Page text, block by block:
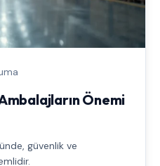
Önemi
güvenlik ve